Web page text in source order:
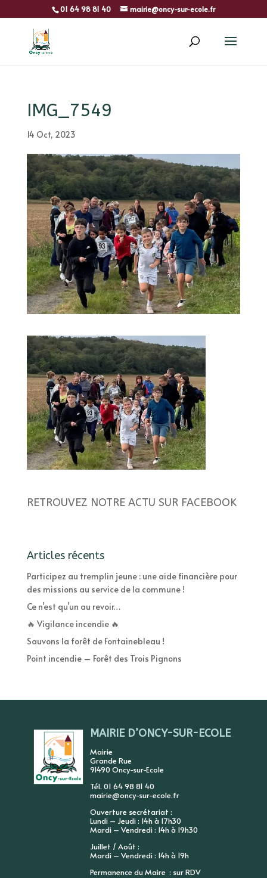
01 64 98 81 40 mairie@oncy-sur-ecole.fr
IMG_7549
14 Oct, 2023
RETROUVEZ NOTRE ACTU SUR FACEBOOK
Articles récents
Participez au tremplin jeune : une aide financière pour
des missions au service de la commune !
Ce n’est qu’un au revoir…
🔥 Vigilance incendie 🔥
Sauvons la forêt de Fontainebleau !
Point incendie – Forêt des Trois Pignons
MAIRIE D’ONCY-SUR-ECOLE
Mairie
Grande Rue
91490 Oncy-sur-Ecole
Tél. 01 64 98 81 40
mairie@oncy-sur-ecole.fr
Ouverture secrétariat :
Lundi – Jeudi : 14h à 17h30
Mardi – Vendredi : 14h à 19h30
Juillet / Août :
Mardi – Vendredi : 14h à 19h
Permanence du Maire : sur RDV